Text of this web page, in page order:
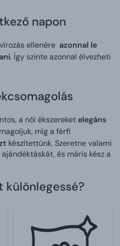
napon
ellenére azonnal le
. Így szinte azonnal élvezheti
a női ékszereket elegáns
míg a férfi
készítettünk. Szeretne valami
és máris kész a
különlegessé?